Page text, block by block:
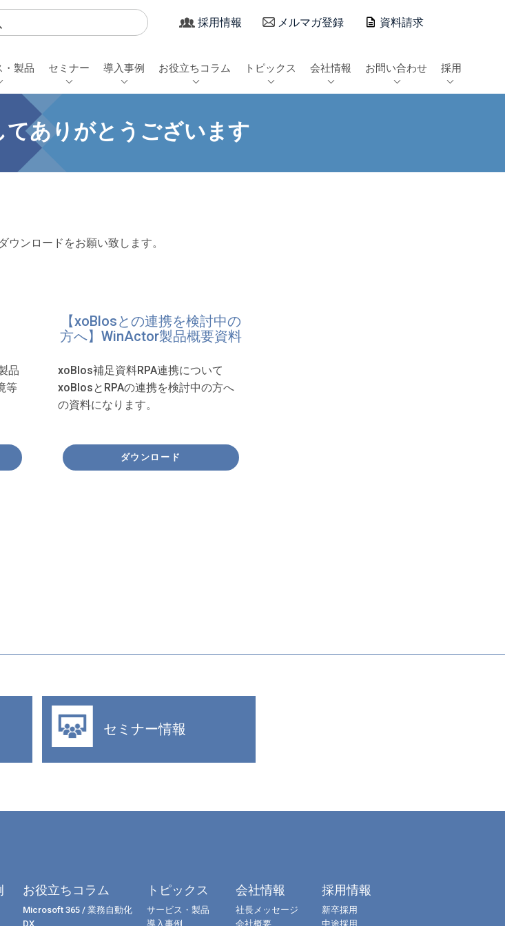
採用情報 メルマガ登録 資料請求
・製品 セミナー 導入事例 お役立ちコラム トピックス 会社情報 お問い合わせ 採用
てありがとうございます
ウンロードをお願い致します。
品
等
【xoBlosとの連携を検討中の
方へ】WinActor製品概要資料
xoBlos補足資料RPA連携について
xoBlosとRPAの連携を検討中の方へ
の資料になります。
ダウンロード
セミナー情報
お役立ちコラム
Microsoft 365 / 業務自動化
DX
トピックス
サービス・製品
導入事例
会社情報
社長メッセージ
会社概要
採用情報
新卒採用
中途採用